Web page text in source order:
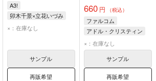
A3!
卯木千景×立花いづみ
卯木千景
×：在庫なし
サンプル
再販希望
660円 （税込）
ファルコム
アドル・クリスティン
×：在庫なし
サンプル
再販希望